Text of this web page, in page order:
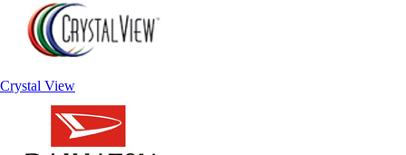
Crystal View